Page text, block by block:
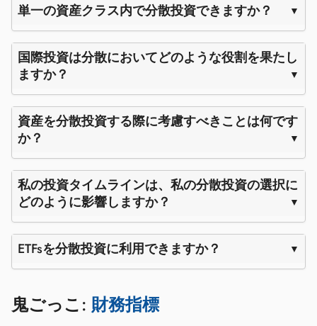
単一の資産クラス内で分散投資できますか？
国際投資は分散においてどのような役割を果たし
ますか？
資産を分散投資する際に考慮すべきことは何です
か？
私の投資タイムラインは、私の分散投資の選択に
どのように影響しますか？
ETFsを分散投資に利用できますか？
鬼ごっこ: 財務指標